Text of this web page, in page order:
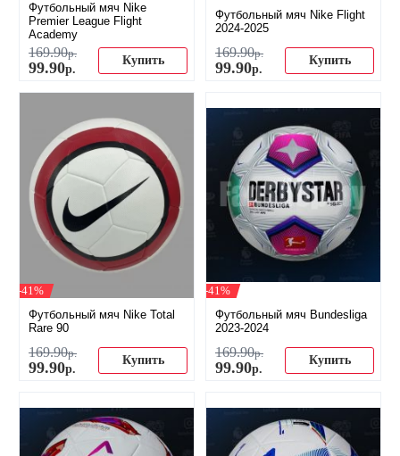
Футбольный мяч Nike
Premier League Flight
Academy
169.90р.
99.90р.
Купить
Футбольный мяч Nike Flight
2024-2025
169.90р.
99.90р.
Купить
-41%
Футбольный мяч Nike Total
Rare 90
169.90р.
99.90р.
Купить
-41%
Футбольный мяч Bundesliga
2023-2024
169.90р.
99.90р.
Купить